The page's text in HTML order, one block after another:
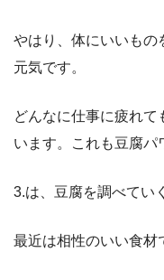
やはり、体にいいもの
元気です。
どんなに仕事に疲れて
います。これも豆腐パ
3.は、豆腐を調べてい
最近は相性のいい食材